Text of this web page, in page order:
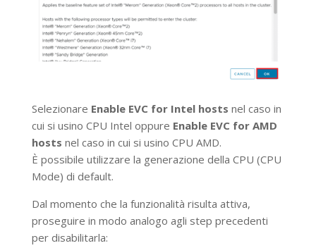
Selezionare Enable EVC for Intel hosts nel caso in
cui si usino CPU Intel oppure Enable EVC for AMD
hosts nel caso in cui si usino CPU AMD.
È possibile utilizzare la generazione della CPU (CPU
Mode) di default.
Dal momento che la funzionalità risulta attiva,
proseguire in modo analogo agli step precedenti
per disabilitarla: